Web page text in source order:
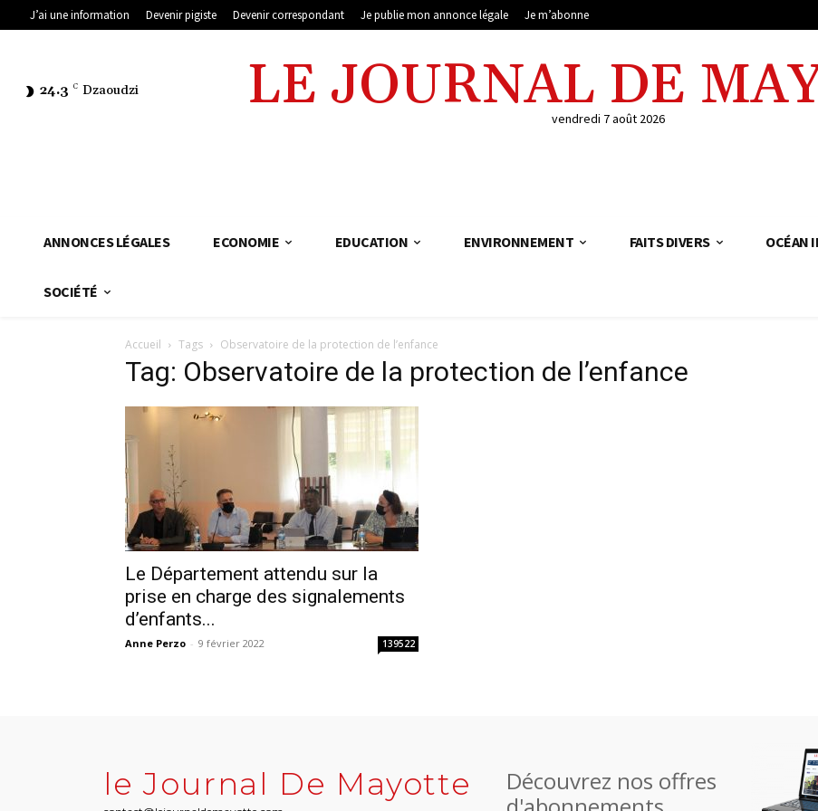
J’ai une information Devenir pigiste Devenir correspondant Je publie mon annonce légale Je m’abonne
24.3 C Dzaoudzi LE JOURNAL DE
vendredi 7 août 2026
ANNONCES LÉGALES ECONOMIE EDUCATION ENVIRONNEMENT FAITS DIVERS OCÉAN
SOCIÉTÉ
Accueil Tags Observatoire de la protection de l’enfance
Tag: Observatoire de la protection de l’enfance
Le Département attendu sur la
prise en charge des signalements
d’enfants...
Anne Perzo - 9 février 2022 139522
le Journal De Mayotte
Découvrez nos offres